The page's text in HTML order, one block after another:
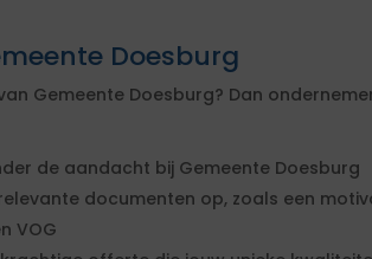
Doesburg
Gemeente Doesburg? Dan
de aandacht bij Gemeente Doesburg
documenten op, zoals een
VOG